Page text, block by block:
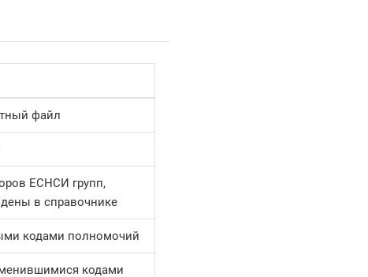
файл
ЕСНСИ групп,
в справочнике
кодами полномочий
кодами